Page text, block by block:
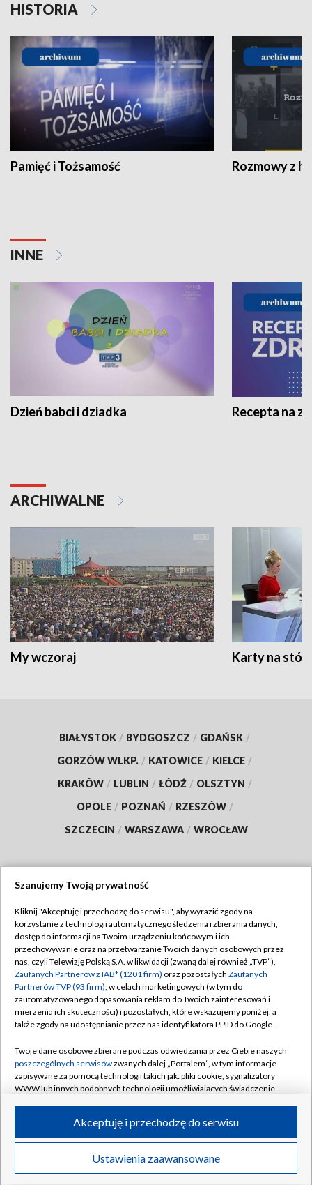
HISTORIA
Pamięć i Tożsamość Rozmowy z
INNE
Dzień babci i dziadka Recepta na
ARCHIWALNE
My wczoraj Karty na
BIAŁYSTOK / BYDGOSZCZ / GDAŃSK /
GORZÓW WLKP. / KATOWICE / KIELCE /
KRAKÓW / LUBLIN / ŁÓDŹ / OLSZTYN /
OPOLE / POZNAŃ / RZESZÓW /
SZCZECIN / WARSZAWA / WROCŁAW
TVP
Abonament TVP
Emisja w TVP
Centrum informacji TVP
Naziemna Telewizja Cyfrowa
Rada Programowa
System NOS
Informacje o nadawcy
Program dla prasy
Ogłoszenie przetargowe
Regulamin TVP
Polityka prywatności
Moje zgody
Pomoc
Kontakt
Kanały
©2026 Telewizja Polska S.A. w likwidacji
Szanujemy Twoją prywatność
Kliknij "Akceptuję i przechodzę do serwisu", aby wyrazić zgody na
korzystanie z technologii automatycznego śledzenia i zbierania danych,
dostęp do informacji na Twoim urządzeniu końcowym i ich
przechowywanie oraz na przetwarzanie Twoich danych osobowych przez
nas, czyli Telewizję Polską S.A. w likwidacji (zwaną dalej również „TVP”),
Zaufanych Partnerów z IAB* (1201 firm) oraz pozostałych Zaufanych
Partnerów TVP (93 firm), w celach marketingowych (w tym do
zautomatyzowanego dopasowania reklam do Twoich zainteresowań i
mierzenia ich skuteczności) i pozostałych, które wskazujemy poniżej, a
także zgody na udostępnianie przez nas identyfikatora PPID do Google.
Twoje dane osobowe zbierane podczas odwiedzania przez Ciebie naszych
poszczególnych serwisówzwanych dalej „Portalem”, w tym informacje
zapisywane za pomocą technologii takich jak: pliki cookie, sygnalizatory
WWW lub innych podobnych technologii umożliwiających świadczenie
ruchu w Internecie.
Twoje dane osobowe zbierane podczas odwiedzania przez Ciebie
poszczególnych serwisówna Portalu, takie jak adresy IP, identyfikatory
Ustawienia zaawansowane
Akceptuję i przechodzę do serwisu